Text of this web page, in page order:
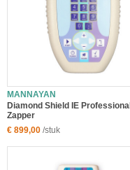
MANNAYAN
Diamond Shield IE Professional
Zapper
€ 899,00 /stuk